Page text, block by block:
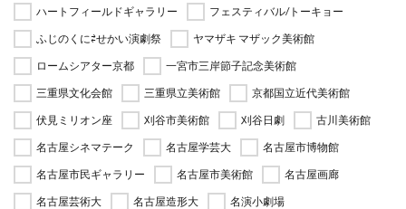
ハートフィールドギャラリー
フェスティバル/トーキョー
ふじのくに⇄せかい演劇祭
ヤマザキ マザック美術館
ロームシアター京都
一宮市三岸節子記念美術館
三重県文化会館
三重県立美術館
京都国立近代美術館
伏見ミリオン座
刈谷市美術館 刈谷日劇
古川美術館
名古屋シネマテーク
名古屋学芸大
名古屋市博物館
名古屋市民ギャラリー
名古屋市美術館
名古屋画廊
名古屋芸術大
名古屋造形大
名演小劇場